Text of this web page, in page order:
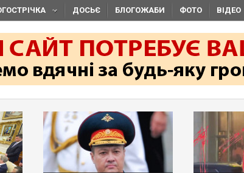
ДОСЬЄ БЛОГОЖАБИ ФОТО ВІДЕО